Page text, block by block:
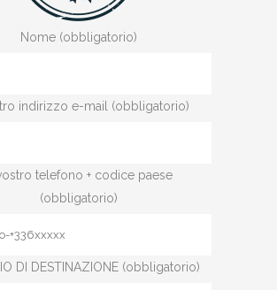
Nome (obbligatorio)
indirizzo e-mail (obbligatorio)
vostro telefono + codice paese
(obbligatorio)
DI DESTINAZIONE (obbligatorio)